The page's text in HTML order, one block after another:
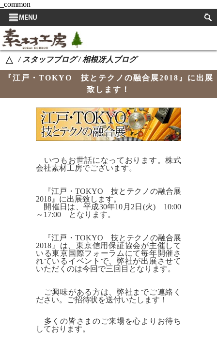
_common
△ / スタッフブログ / 相根冴人ブログ
『江戸・TOKYO 技とテクノの融合展2018』に出展
致します！
いつもお世話になっております。株式
会社素材工房でございます。
『江戸・TOKYO 技とテクノの融合展
2018』に出展致します。
開催日は、平成30年10月2日(火) 10:00
～17:00 となります。
『江戸・TOKYO 技とテクノの融合展
2018』は、東京信用保証協会が主催して
いる東京国際フォーラムにて毎年開催さ
れているイベントで、弊社が出展させて
いただくのは今回で三回目となります。
ご興味がある方は、弊社までご連絡く
ださい。ご招待状を送付いたします！
多くの皆さまのご来場を心よりお待ち
しております。
サイドメニュー
取扱い商品
取扱い商品使用例
スタッフブログ
イベント案内
自然素材の特長
初めてのお取引となるお客様
サンプルをご希望の方